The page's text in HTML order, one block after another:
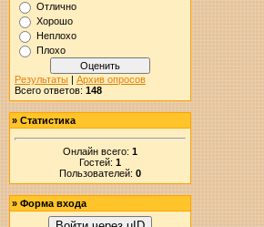
Отлично
Хорошо
Неплохо
Плохо
Результаты| Архив опросов
Всего ответов: 148
» Статистика
Онлайн всего: 1
Гостей: 1
Пользователей: 0
» Форма входа